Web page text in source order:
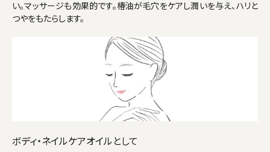
い。マッサージも効果的です。椿油が毛穴をケアし潤いを与え、ハリと
つやをもたらします。
ボディ・ネイルケアオイルとして